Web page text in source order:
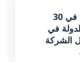
قانون عدد 80 لسنة 2008 مؤرخ في 30
للدولة في
الشركة